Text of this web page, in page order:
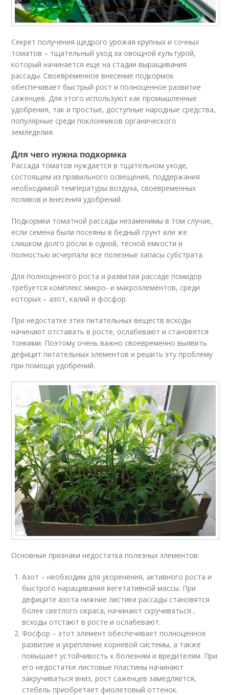
Секрет получения щедрого урожая крупных и сочных
томатов – тщательный уход за овощной культурой,
который начинается еще на стадии выращивания
рассады. Своевременное внесение подкормок
обеспечивает быстрый рост и полноценное развитие
саженцев. Для этого используют как промышленные
удобрения, так и простые, доступные народные средства,
популярные среди поклонников органического
земледелия.
Для чего нужна подкормка
Рассада томатов нуждается в тщательном уходе,
состоящем из правильного освещения, поддержания
необходимой температуры воздуха, своевременных
поливов и внесения удобрений.
Подкормки томатной рассады незаменимы в том случае,
если семена были посеяны в бедный грунт или же
слишком долго росли в одной, тесной емкости и
полностью исчерпали все полезные запасы субстрата.
Для полноценного роста и развития рассаде помидор
требуется комплекс микро- и макроэлементов, среди
которых – азот, калий и фосфор.
При недостатке этих питательных веществ всходы
начинают отставать в росте, ослабевают и становятся
тонкими. Поэтому очень важно своевременно выявить
дефицит питательных элементов и решить эту проблему
при помощи удобрений.
Основные признаки недостатка полезных элементов:
Азот – необходим для укоренения, активного роста и
быстрого наращивания вегетативной массы. При
дефиците азота нижние листики рассады становятся
более светлого окраса, начинают скручиваться ,
всходы отстают в росте и ослабевают.
Фосфор – этот элемент обеспечивает полноценное
развитие и укрепление корневой системы, а также
повышает устойчивость к болезням и вредителям. При
его недостатке листовые пластины начинают
закручиваться вниз, рост саженцев замедляется,
стебель приобретает фиолетовый оттенок.